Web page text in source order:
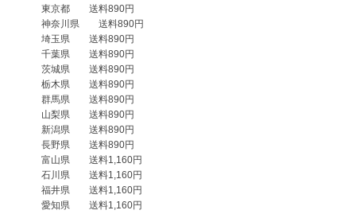
東京都　　送料890円
神奈川県　　送料890円
埼玉県　　送料890円
千葉県　　送料890円
茨城県　　送料890円
栃木県　　送料890円
群馬県　　送料890円
山梨県　　送料890円
新潟県　　送料890円
長野県　　送料890円
富山県　　送料1,160円
石川県　　送料1,160円
福井県　　送料1,160円
愛知県　　送料1,160円